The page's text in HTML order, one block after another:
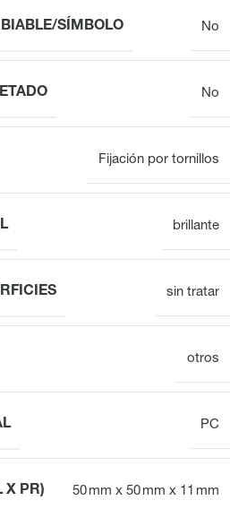
SÍMBOLO No
No
Fijación por tornillos
brillante
sin tratar
otros
PC
X PR) 50 mm x 50 mm x 11 mm